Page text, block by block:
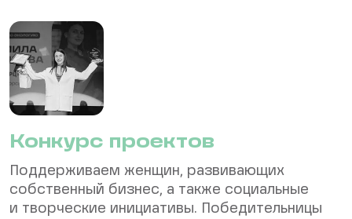
Конкурс проектов
Поддерживаем женщин, развивающих
собственный бизнес, а также социальные
и творческие инициативы. Победительницы